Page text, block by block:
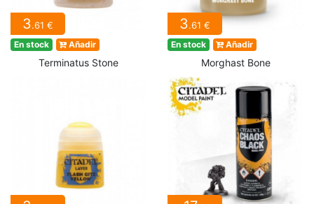
3.61 €
En stock Añadir
Terminatus Stone
3.61 €
En stock Añadir
Morghast Bone